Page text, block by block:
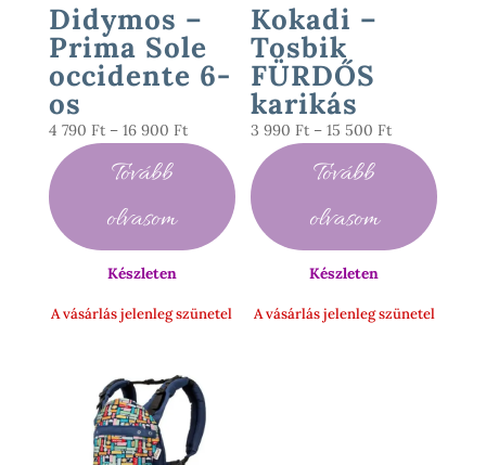
Didymos –
Prima Sole
occidente 6-
os
4 790 Ft – 16 900 FtÁrtartomány:
900 Ft
Tovább
olvasom
Készleten
A vásárlás jelenleg szünetel
Kokadi –
Tosbik
FÜRDŐS
karikás
3 990 Ft – 15 500 FtÁrtartomány:
990 Ft
500 Ft
Tovább
olvasom
Készleten
A vásárlás jelenleg szünetel